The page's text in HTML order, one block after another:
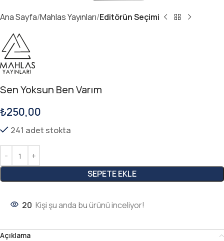
Ana Sayfa Mahlas Yayınları Editörün Seçimi
Sen Yoksun Ben Varım
₺250,00
241 adet stokta
SEPETE EKLE
20 Kişi şu anda bu ürünü inceliyor!
Açıklama